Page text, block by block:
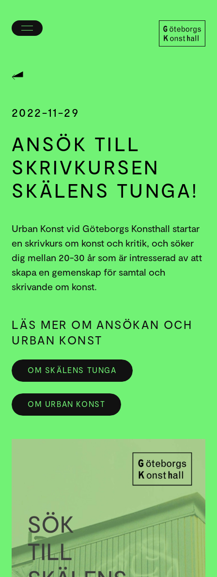
Öppna/stäng
2022-11-29
ANSÖK TILL
SKRIVKURSEN
SKÄLENS TUNGA!
Urban Konst vid Göteborgs Konsthall startar
en skrivkurs om konst och kritik, och söker
dig mellan 20-30 år som är intresserad av att
skapa en gemenskap för samtal och
skrivande om konst.
LÄS MER OM ANSÖKAN OCH
URBAN KONST
OM SKÄLENS TUNGA
OM URBAN KONST